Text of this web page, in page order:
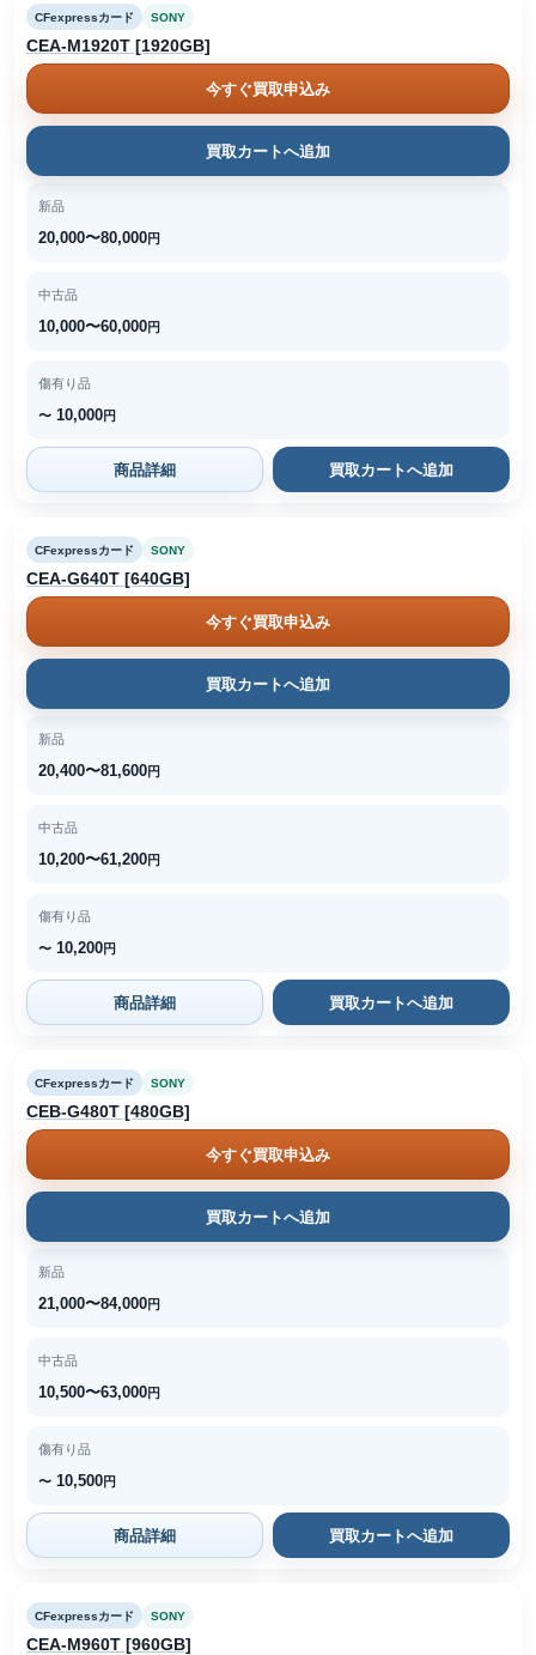
CFexpressカード SONY
CEA-M1920T [1920GB]
今すぐ買取申込み
買取カートへ追加
新品
20,000〜80,000円
中古品
10,000〜60,000円
傷有り品
〜 10,000円
商品詳細 買取カートへ追加
CFexpressカード SONY
CEA-G640T [640GB]
今すぐ買取申込み
買取カートへ追加
新品
20,400〜81,600円
中古品
10,200〜61,200円
傷有り品
〜 10,200円
商品詳細 買取カートへ追加
CFexpressカード SONY
CEB-G480T [480GB]
今すぐ買取申込み
買取カートへ追加
新品
21,000〜84,000円
中古品
10,500〜63,000円
傷有り品
〜 10,500円
商品詳細 買取カートへ追加
CFexpressカード SONY
CEA-M960T [960GB]